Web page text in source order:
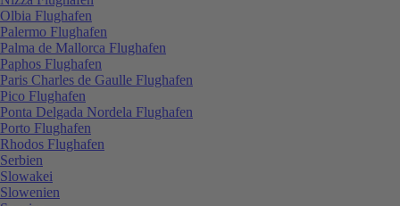
Olbia Flughafen
Palermo Flughafen
Palma de Mallorca Flughafen
Paphos Flughafen
Paris Charles de Gaulle Flughafen
Pico Flughafen
Ponta Delgada Nordela Flughafen
Porto Flughafen
Rhodos Flughafen
Serbien
Slowakei
Slowenien